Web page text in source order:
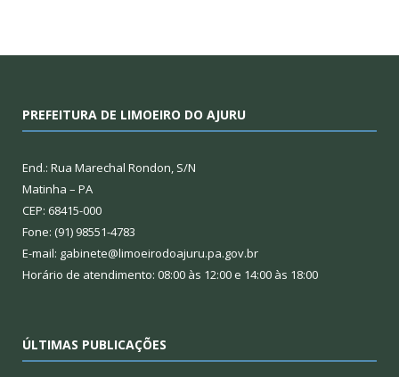
PREFEITURA DE LIMOEIRO DO AJURU
End.: Rua Marechal Rondon, S/N
Matinha – PA
CEP: 68415-000
Fone: (91) 98551-4783
E-mail: gabinete@limoeirodoajuru.pa.gov.br
Horário de atendimento: 08:00 às 12:00 e 14:00 às 18:00
ÚLTIMAS PUBLICAÇÕES